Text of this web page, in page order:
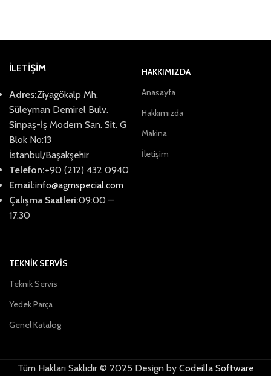
İLETİŞİM
Adres:Ziyagökalp Mh.
Süleyman Demirel Bulv.
Sinpaş-İş Modern San. Sit. G
Blok No:13
İstanbul/Başakşehir
Telefon:+90 (212) 432 0940
Email:info@agmspecial.com
Çalışma Saatleri:09:00 –
17:30
HAKKIMIZDA
Anasayfa
Hakkımızda
Makina
İletişim
TEKNİK SERVİS
Teknik Servis
Yedek Parça
Genel Katalog
Tüm Hakları Saklıdır © 2025 Design by Codeilla Software